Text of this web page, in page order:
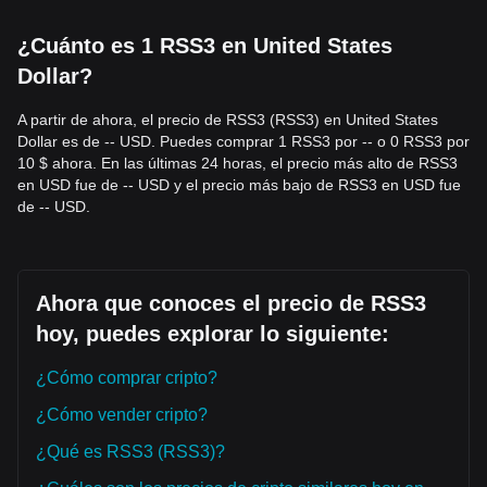
efectiva por encima del nivel de resistencia de$0.0062
• Alternativamente, considerar entradas en lotes pequeños
romper hacia abajo.
Inversores de Tendencia
• Si el precio de RSS3 rompe por encima de$0.0062, podría
formarse una nueva tendencia alcista. El siguiente objetivo
de precio podría situarse alrededor de
acumulación gradual en estos niveles deprimidos.
Resumen de Tendencias
Desde una perspectiva a corto plazo, RSS3 ha mostrado
últimos 7 días y el sentimiento del mercado es
generalmente
indica que el precio se encuentra actualmente atrapado
entre los niveles de soporte $0.0045y de resistencia
¿Cuánto es 1 RSS3 en United States
Dollar?
A partir de ahora, el precio de RSS3 (RSS3) en United States
Dollar es de -- USD. Puedes comprar 1 RSS3 por -- o 0 RSS3 por
10 $ ahora. En las últimas 24 horas, el precio más alto de RSS3
en USD fue de -- USD y el precio más bajo de RSS3 en USD fue
de -- USD.
Ahora que conoces el precio de RSS3
hoy, puedes explorar lo siguiente:
¿Cómo comprar cripto?
¿Cómo vender cripto?
¿Qué es RSS3 (RSS3)?